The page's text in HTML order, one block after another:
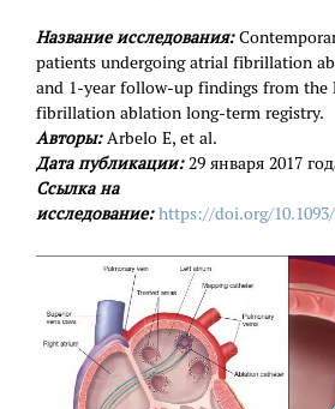
Название исследования:
patients undergoing atrial fibrillation
and 1-year follow-up findings from the
fibrillation ablation long-term registry.
Авторы:Arbelo E, et al.
Дата публикации:29 января 2017
Ссылка на
исследование: https://doi.org/